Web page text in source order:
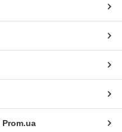
Prom.ua